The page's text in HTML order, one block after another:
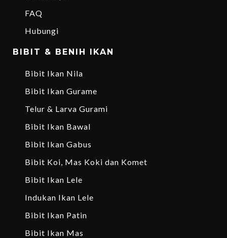
FAQ
Hubungi
BIBIT & BENIH IKAN
Bibit Ikan Nila
Bibit Ikan Gurame
Telur & Larva Gurami
Bibit Ikan Bawal
Bibit Ikan Gabus
Bibit Koi, Mas Koki dan Komet
Bibit Ikan Lele
Indukan Ikan Lele
Bibit Ikan Patin
Bibit Ikan Mas